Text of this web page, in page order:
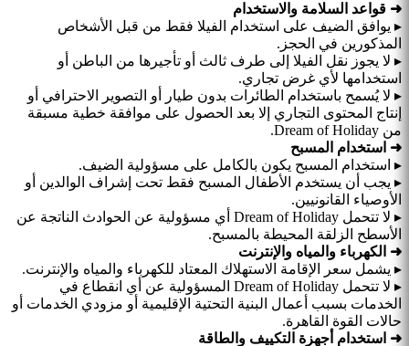
➜ قواعد السلامة والاستخدام
▸ يوافق الضيف على استخدام الفيلا فقط من قبل الأشخاص
المذكورين في الحجز.
▸ لا يجوز نقل الفيلا إلى طرف ثالث أو تأجيرها من الباطن أو
استخدامها لأي غرض تجاري.
▸ لا يُسمح باستخدام الطائرات بدون طيار أو التصوير الاحترافي أو
إنتاج المحتوى التجاري إلا بعد الحصول على موافقة خطية مسبقة
من Dream of Holiday.
➜ استخدام المسبح
▸ استخدام المسبح يكون بالكامل على مسؤولية الضيف.
▸ يجب أن يستخدم الأطفال المسبح فقط تحت إشراف الوالدين أو
الأوصياء القانونيين.
▸ لا تتحمل Dream of Holiday أي مسؤولية عن الحوادث الناتجة عن
الأسطح الزلقة المحيطة بالمسبح.
➜ الكهرباء والمياه والإنترنت
▸ يشمل سعر الإقامة الاستهلاك المعتاد للكهرباء والمياه والإنترنت.
▸ لا تتحمل Dream of Holiday المسؤولية عن أي انقطاع في
الخدمات بسبب أعمال البنية التحتية الإقليمية أو مزودي الخدمات أو
حالات القوة القاهرة.
➜ استخدام أجهزة التكييف والطاقة